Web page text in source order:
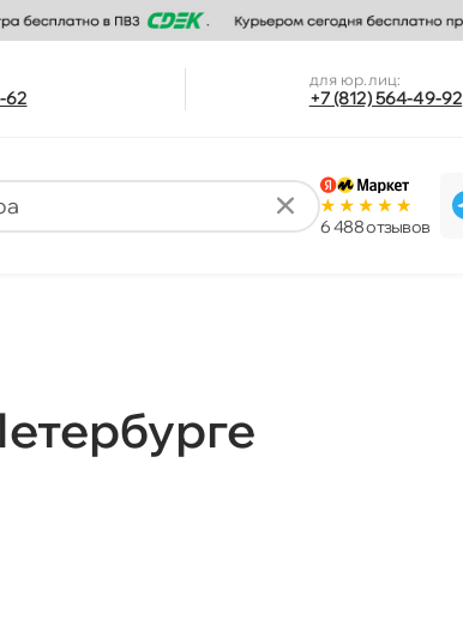
62
для юр.лиц:
+7 (812) 564-49-92
6 488 отзыво